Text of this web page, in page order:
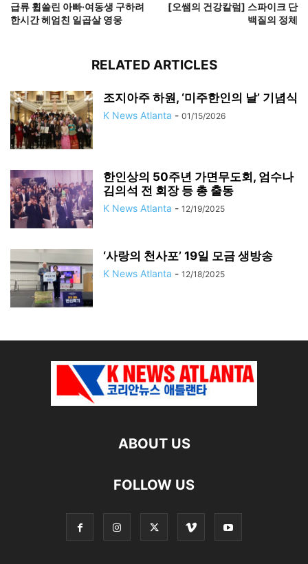
급류 휩쓸린 아빠·여동생 구하려
한시간 헤엄친 일곱살 영웅
[오쌤의 건강칼럼] 스파이크 단
백질의 정체
RELATED ARTICLES
조지아주 하원, ‘미주한인의 날’ 기념식
K News Atlanta - 01/15/2026
한인상의 50주년 가면무도회, 엄수나
김의석 전 회장 등 총 출동
K News Atlanta - 12/19/2025
‘사랑의 천사포’ 19일 모금 생방송
K News Atlanta - 12/18/2025
ABOUT US
FOLLOW US